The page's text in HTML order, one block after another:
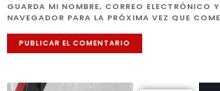
GUARDA MI NOMBRE, CORREO ELECTRÓNICO Y
NAVEGADOR PARA LA PRÓXIMA VEZ QUE